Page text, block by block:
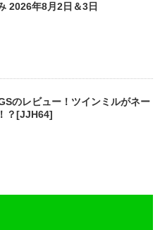
2026年8月2日＆3日
のレビュー！ツインミルがネー
？[JJH64]